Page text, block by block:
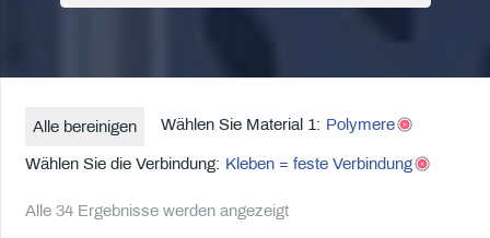
Alle bereinigen Wählen Sie Material 1: Polymere
Wählen Sie die Verbindung: Kleben = feste Verbindung
Alle 34 Ergebnisse werden angezeigt